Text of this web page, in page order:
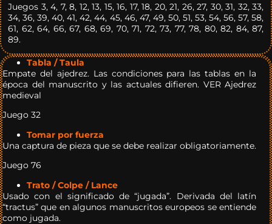
Juegos 3, 4, 7, 8, 12, 13, 15, 16, 17, 18, 20, 21, 26, 27, 30, 31, 32, 33,
34, 36, 39, 40, 41, 42, 44, 45, 46, 47, 49, 50, 51, 53, 54, 56, 57, 58,
61, 62, 64, 66, 67, 68, 69, 70, 71, 72, 73, 77, 78, 80, 82, 84, 87,
89.
Tabla / Taula
Empate del ajedrez. Las condiciones para las tablas en la
época del manuscrito y las actuales difieren. VER Ajedrez
medieval
Juego 32
Tomar por fuerza
Una captura de pieza que se debe realizar obligatoriamente.
Juego 76
Trato /Colpe / Lance
Usado con el significado de “jugada”. Derivada del latín
“tractus” que en algunos manuscritos europeos se entiende
como jugada.